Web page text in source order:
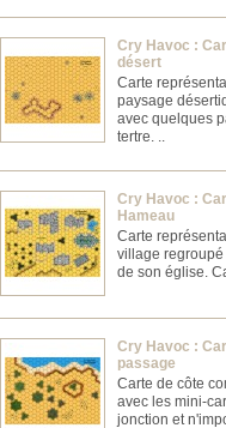
Cry Havoc :
désert
Carte
paysage
avec quelques
tertre. ..
Cry Havoc :
Hameau
Carte
village
de son église.
Cry Havoc :
passage
Carte de côte
avec les mini-
jonction et